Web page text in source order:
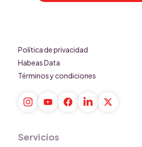
Política de privacidad
Habeas Data
Términos y condiciones
Servicios